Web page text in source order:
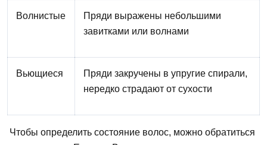
Волнистые
Пряди выражены небольшими
завитками или волнами
Вьющиеся
Пряди закручены в упругие спирали,
нередко страдают от сухости
Чтобы определить состояние волос, можно обратиться